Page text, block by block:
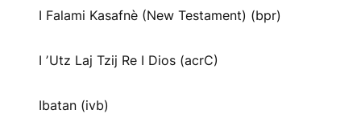
I Falami Kasafnè (New Testament) (bpr)
I ʼUtz Laj Tzij Re I Dios (acrC)
Ibatan (ivb)